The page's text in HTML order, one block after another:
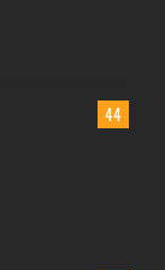
44